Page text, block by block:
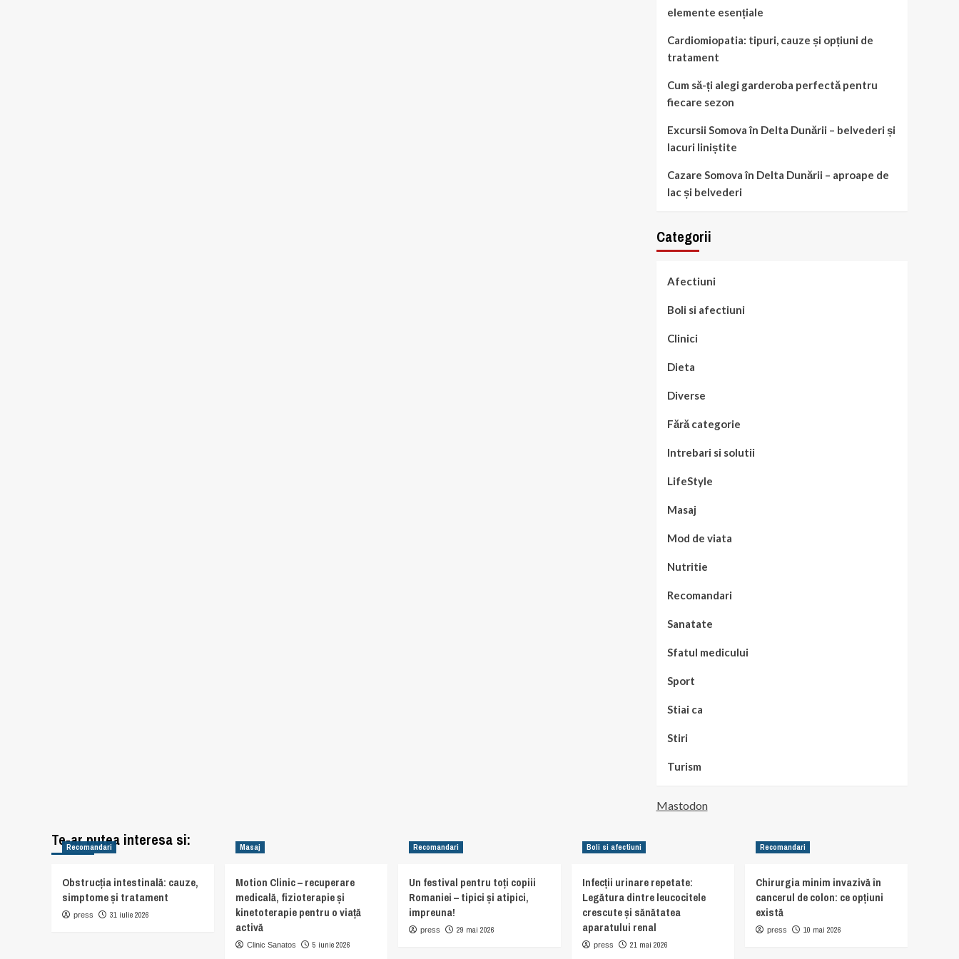
elemente esențiale
Cardiomiopatia: tipuri, cauze și opțiuni de
tratament
Cum să-ți alegi garderoba perfectă pentru
fiecare sezon
Excursii Somova în Delta Dunării – belvederi și
lacuri liniștite
Cazare Somova în Delta Dunării – aproape de
lac și belvederi
Categorii
Afectiuni
Boli si afectiuni
Clinici
Dieta
Diverse
Fără categorie
Intrebari si solutii
LifeStyle
Masaj
Mod de viata
Nutritie
Recomandari
Sanatate
Sfatul medicului
Sport
Stiai ca
Stiri
Turism
Mastodon
Te-ar putea interesa si:
Recomandari
Obstrucția intestinală: cauze,
simptome și tratament
press 31 iulie 2026
Masaj
Motion Clinic – recuperare
medicală, fizioterapie și
kinetoterapie pentru o viață
activă
Clinic Sanatos 5 iunie 2026
Recomandari
Un festival pentru toți copiii
Romaniei – tipici și atipici,
impreuna!
press 29 mai 2026
Boli si afectiuni
Infecții urinare repetate:
Legătura dintre leucocitele
crescute și sănătatea
aparatului renal
press 21 mai 2026
Recomandari
Chirurgia minim invazivă în
cancerul de colon: ce opțiuni
există
press 10 mai 2026